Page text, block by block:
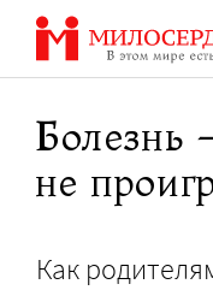
Перейти
содержанию
Болезнь
не
Как